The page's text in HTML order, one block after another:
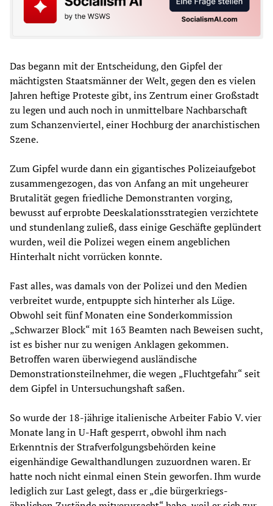
Das begann mit der Entscheidung, den Gipfel der
mächtigsten Staatsmänner der Welt, gegen den es vielen
Jahren heftige Proteste gibt, ins Zentrum einer Großstadt
zu legen und auch noch in unmittelbare Nachbarschaft
zum Schanzenviertel, einer Hochburg der anarchistischen
Szene.
Zum Gipfel wurde dann ein gigantisches Polizeiaufgebot
zusammengezogen, das von Anfang an mit ungeheurer
Brutalität gegen friedliche Demonstranten vorging,
bewusst auf erprobte Deeskalationsstrategien verzichtete
und stundenlang zuließ, dass einige Geschäfte geplündert
wurden, weil die Polizei wegen einem angeblichen
Hinterhalt nicht vorrücken konnte.
Fast alles, was damals von der Polizei und den Medien
verbreitet wurde, entpuppte sich hinterher als Lüge.
Obwohl seit fünf Monaten eine Sonderkommission
„Schwarzer Block“ mit 163 Beamten nach Beweisen sucht,
ist es bisher nur zu wenigen Anklagen gekommen.
Betroffen waren überwiegend ausländische
Demonstrationsteilnehmer, die wegen „Fluchtgefahr“ seit
dem Gipfel in Untersuchungshaft saßen.
So wurde der 18-jährige italienische Arbeiter Fabio V. vier
Monate lang in U-Haft gesperrt, obwohl ihm nach
Erkenntnis der Strafverfolgungsbehörden keine
eigenhändige Gewalthandlungen zuzuordnen waren. Er
hatte noch nicht einmal einen Stein geworfen. Ihm wurde
lediglich zur Last gelegt, dass er „die bürgerkriegs­